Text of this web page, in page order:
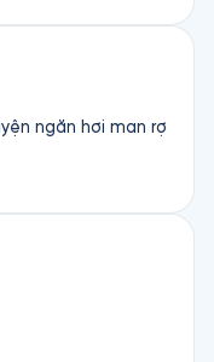
ngăn hơi man rợ